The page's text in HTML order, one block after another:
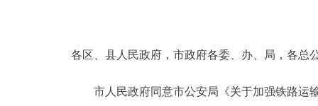
各区、县人民政府，市政府各委、办、局，各总
市人民政府同意市公安局《关于加强铁路运输